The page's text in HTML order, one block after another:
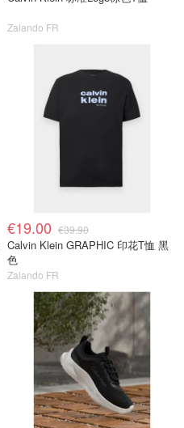
Zalando FR
€19.00 €39.90
Calvin Klein GRAPHIC 印花T恤 黑
色
Zalando FR